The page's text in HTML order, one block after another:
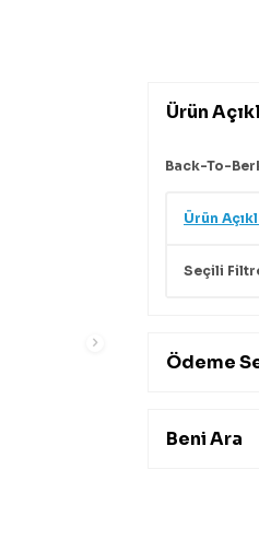
Ürün
Back-To-
Ürün
Seçili
Ödeme
Beni Ara